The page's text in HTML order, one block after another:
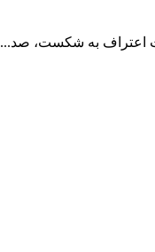
اعتراف به شکست، صد...